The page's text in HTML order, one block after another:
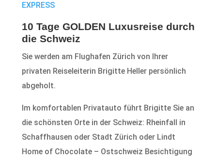
EXPRESS
10 Tage GOLDEN Luxusreise durch
die Schweiz
Sie werden am Flughafen Zürich von Ihrer
privaten Reiseleiterin Brigitte Heller persönlich
abgeholt.
Im komfortablen Privatauto führt Brigitte Sie an
die schönsten Orte in der Schweiz: Rheinfall in
Schaffhausen oder Stadt Zürich oder Lindt
Home of Chocolate – Ostschweiz Besichtigung